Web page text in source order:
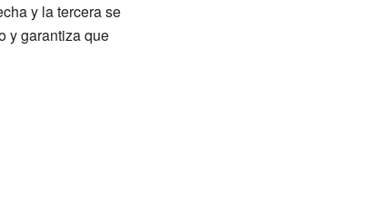
y la tercera se
y garantiza que